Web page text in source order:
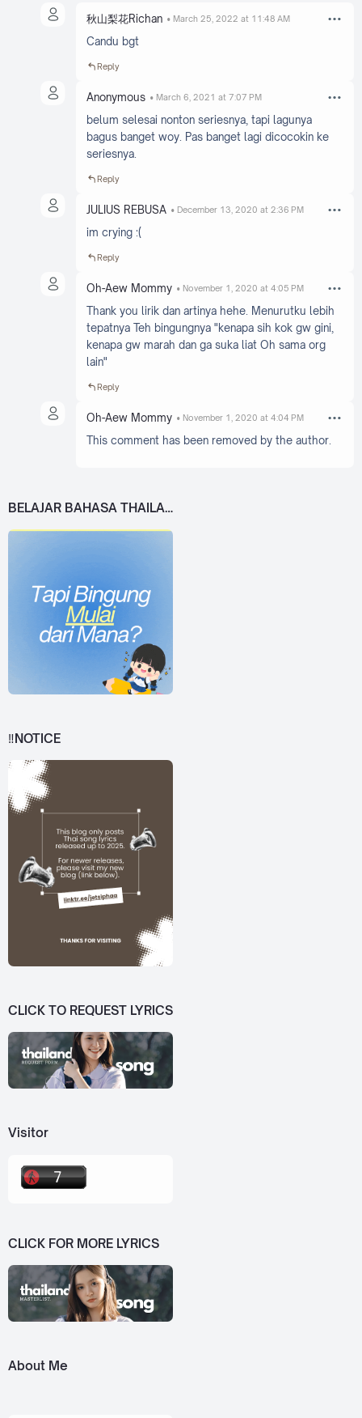
秋山梨花Richan March 25, 2022 at 11:48 AM
Candu bgt
Reply
Anonymous March 6, 2021 at 7:07 PM
belum selesai nonton seriesnya, tapi lagunya
bagus banget woy. Pas banget lagi dicocokin ke
seriesnya.
Reply
JULIUS REBUSA December 13, 2020 at 2:36 PM
im crying :(
Reply
Oh-Aew Mommy November 1, 2020 at 4:05 PM
Thank you lirik dan artinya hehe. Menurutku lebih
tepatnya Teh bingungnya "kenapa sih kok gw gini,
kenapa gw marah dan ga suka liat Oh sama org
lain"
Reply
Oh-Aew Mommy November 1, 2020 at 4:04 PM
This comment has been removed by the author.
BELAJAR BAHASA THAILAND DARI 0!
‼️NOTICE
CLICK TO REQUEST LYRICS
Visitor
CLICK FOR MORE LYRICS
About Me